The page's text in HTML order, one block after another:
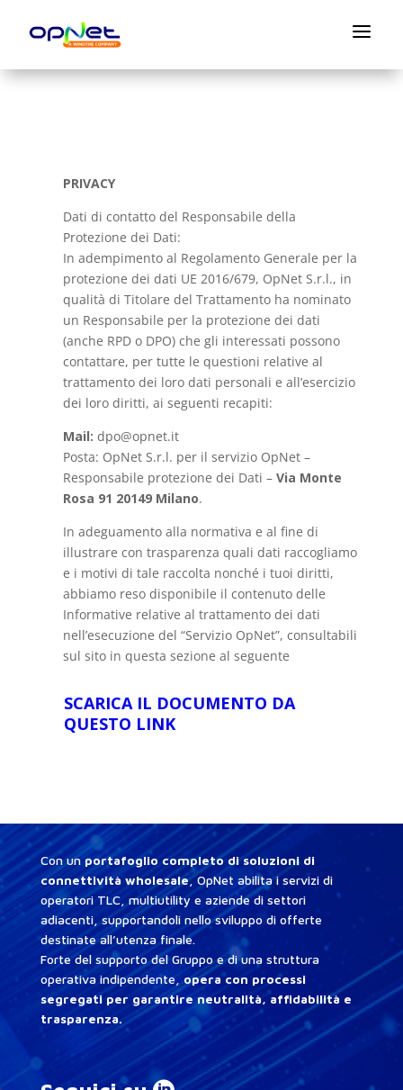
a
PRIVACY
Dati di contatto del Responsabile della
Protezione dei Dati:
In adempimento al Regolamento Generale per la
protezione dei dati UE 2016/679, OpNet S.r.l., in
qualità di Titolare del Trattamento ha nominato
un Responsabile per la protezione dei dati
(anche RPD o DPO) che gli interessati possono
contattare, per tutte le questioni relative al
trattamento dei loro dati personali e all’esercizio
dei loro diritti, ai seguenti recapiti:
Mail: dpo@opnet.it
Posta: OpNet S.r.l. per il servizio OpNet –
Responsabile protezione dei Dati – Via Monte
Rosa 91 20149 Milano.
In adeguamento alla normativa e al fine di
illustrare con trasparenza quali dati raccogliamo
e i motivi di tale raccolta nonché i tuoi diritti,
abbiamo reso disponibile il contenuto delle
Informative relative al trattamento dei dati
nell’esecuzione del “Servizio OpNet”, consultabili
sul sito in questa sezione al seguente
SCARICA IL DOCUMENTO DA
QUESTO LINK
Con un portafoglio completo di soluzioni di
connettività wholesale, OpNet abilita i servizi di
operatori TLC, multiutility e aziende di settori
adiacenti, supportandoli nello sviluppo di offerte
destinate all’utenza finale.
Forte del supporto del Gruppo e di una struttura
operativa indipendente,opera con processi
segregati per garantire neutralità, affidabilità e
trasparenza.